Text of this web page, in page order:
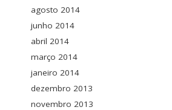
agosto 2014
junho 2014
abril 2014
março 2014
janeiro 2014
dezembro 2013
novembro 2013